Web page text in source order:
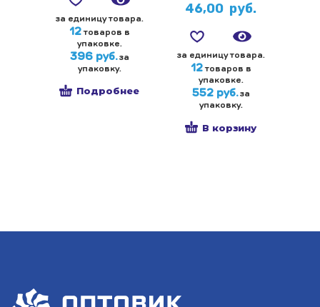
за единицу товара.
12товаров в
упаковке.
396 руб.за
упаковку.
Подробнее
46,00 руб.
за единицу товара.
12товаров в
упаковке.
552 руб.за
упаковку.
В корзину